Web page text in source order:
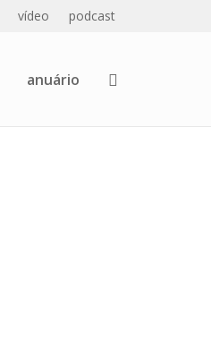
vídeo podcast
anuário